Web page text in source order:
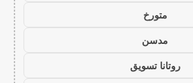
متورخ
مدسن
روتانا تسويق